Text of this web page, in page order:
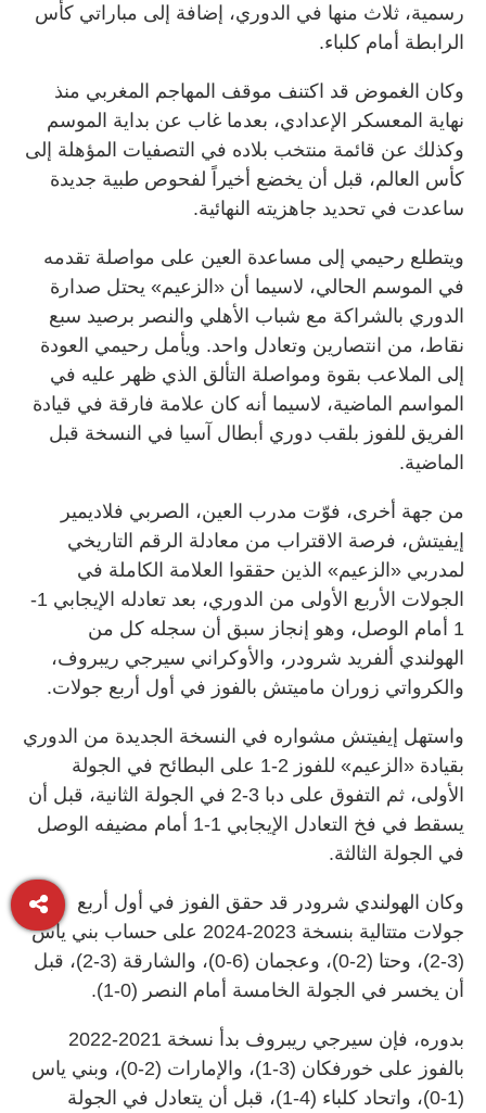
رسمية، ثلاث منها في الدوري، إضافة إلى مباراتي كأس
الرابطة أمام كلباء.
وكان الغموض قد اكتنف موقف المهاجم المغربي منذ
نهاية المعسكر الإعدادي، بعدما غاب عن بداية الموسم
وكذلك عن قائمة منتخب بلاده في التصفيات المؤهلة إلى
كأس العالم، قبل أن يخضع أخيراً لفحوص طبية جديدة
ساعدت في تحديد جاهزيته النهائية.
ويتطلع رحيمي إلى مساعدة العين على مواصلة تقدمه
في الموسم الحالي، لاسيما أن «الزعيم» يحتل صدارة
الدوري بالشراكة مع شباب الأهلي والنصر برصيد سبع
نقاط، من انتصارين وتعادل واحد. ويأمل رحيمي العودة
إلى الملاعب بقوة ومواصلة التألق الذي ظهر عليه في
المواسم الماضية، لاسيما أنه كان علامة فارقة في قيادة
الفريق للفوز بلقب دوري أبطال آسيا في النسخة قبل
الماضية.
من جهة أخرى، فوّت مدرب العين، الصربي فلاديمير
إيفيتش، فرصة الاقتراب من معادلة الرقم التاريخي
لمدربي «الزعيم» الذين حققوا العلامة الكاملة في
الجولات الأربع الأولى من الدوري، بعد تعادله الإيجابي 1-
1 أمام الوصل، وهو إنجاز سبق أن سجله كل من
الهولندي ألفريد شرودر، والأوكراني سيرجي ريبروف،
والكرواتي زوران ماميتش بالفوز في أول أربع جولات.
واستهل إيفيتش مشواره في النسخة الجديدة من الدوري
بقيادة «الزعيم» للفوز 2-1 على البطائح في الجولة
الأولى، ثم التفوق على دبا 3-2 في الجولة الثانية، قبل أن
يسقط في فخ التعادل الإيجابي 1-1 أمام مضيفه الوصل
في الجولة الثالثة.
وكان الهولندي شرودر قد حقق الفوز في أول أربع
جولات متتالية بنسخة 2023-2024 على حساب بني ياس
(3-2)، وحتا (2-0)، وعجمان (6-0)، والشارقة (3-2)، قبل
أن يخسر في الجولة الخامسة أمام النصر (0-1).
بدوره، فإن سيرجي ريبروف بدأ نسخة 2021-2022
بالفوز على خورفكان (3-1)، والإمارات (2-0)، وبني ياس
(1-0)، واتحاد كلباء (4-1)، قبل أن يتعادل في الجولة